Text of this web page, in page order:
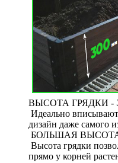
ВЫСОТА ГРЯДКИ
Идеально
дизайн даже самого
БОЛЬШАЯ
Высота грядки
прямо у корней